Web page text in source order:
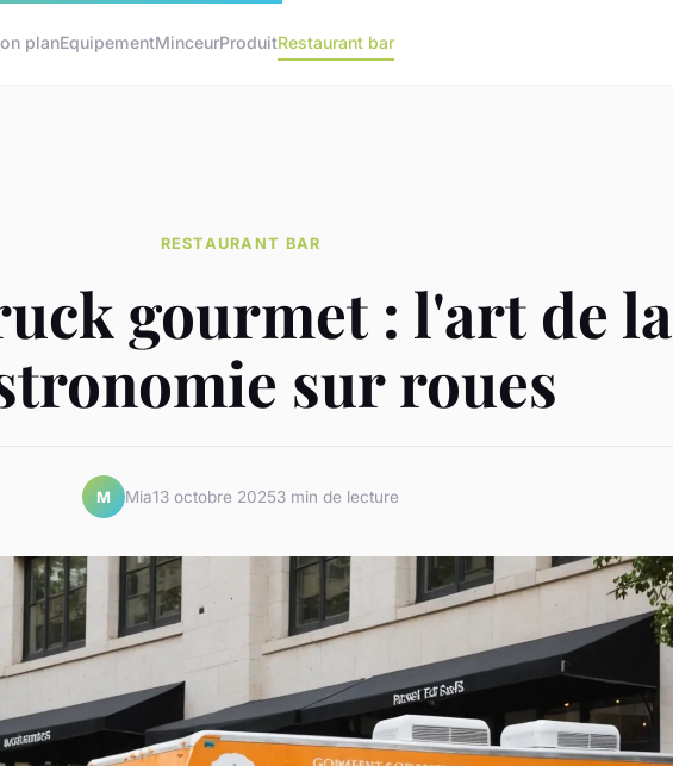
planEquipementMinceurProduitRestaurant bar
RESTAURANT BAR
gourmet : l'art de la
sur roues
M Mia13 octobre 20253 min de lecture